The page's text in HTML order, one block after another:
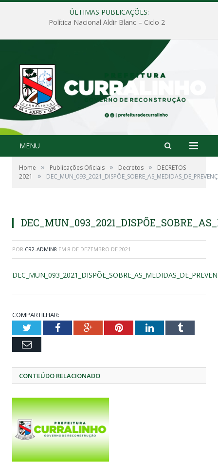
ÚLTIMAS PUBLICAÇÕES:
Política Nacional Aldir Blanc – Ciclo 2
MENU
Home » Publicações Oficiais » Decretos »
DECRETOS
2021
»
POR CR2-ADMIN8 EM 8 DE DEZEMBRO DE 2021
COMPARTILHAR:
TwitterFacebookGoogle+PinterestLinkedInTumblr
Email
CONTEÚDO RELACIONADO